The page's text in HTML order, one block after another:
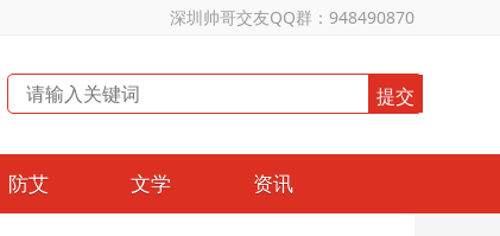
深圳帅哥交友QQ群：948490870
防艾 文学 资讯